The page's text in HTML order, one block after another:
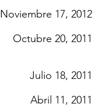
Noviembre 17, 2012
Octubre 20, 2011
Julio 18, 2011
Abril 11, 2011